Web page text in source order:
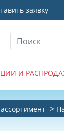
заявку
И